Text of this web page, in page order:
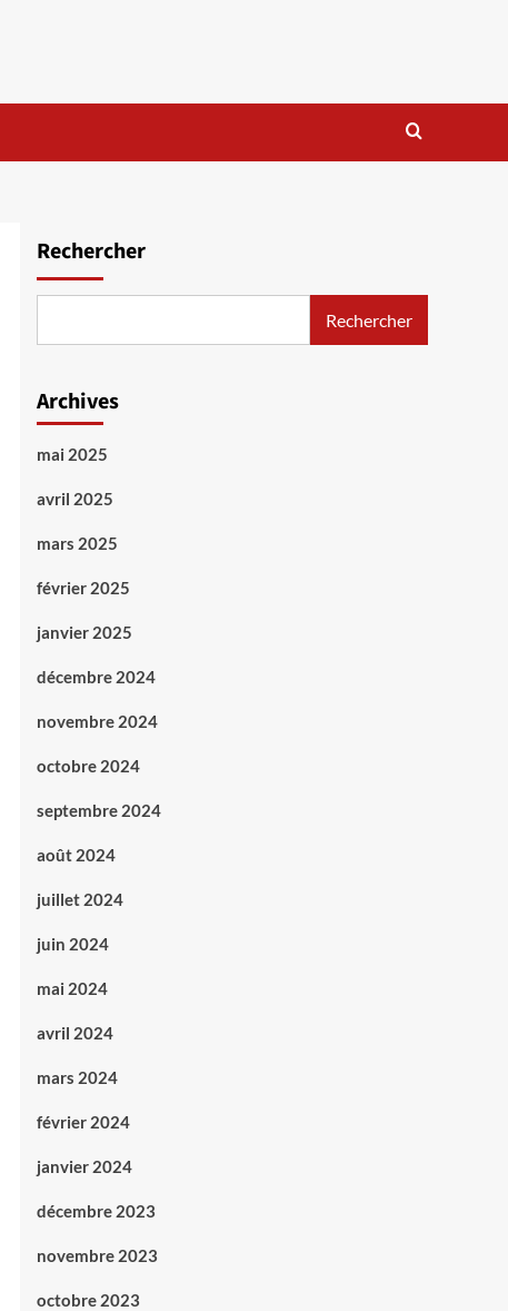
Rechercher
Rechercher
Archives
mai 2025
avril 2025
mars 2025
février 2025
janvier 2025
décembre 2024
novembre 2024
octobre 2024
septembre 2024
août 2024
juillet 2024
juin 2024
mai 2024
avril 2024
mars 2024
février 2024
janvier 2024
décembre 2023
novembre 2023
octobre 2023